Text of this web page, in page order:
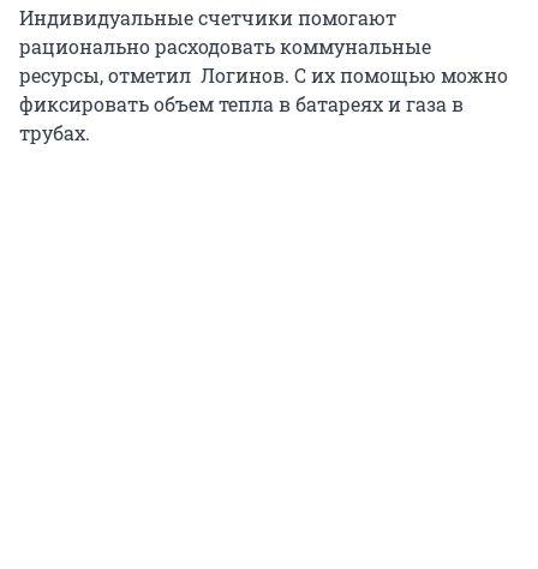
Индивидуальные счетчики помогают
рационально расходовать коммунальные
ресурсы, отметил Логинов. С их помощью можно
фиксировать объем тепла в батареях и газа в
трубах.